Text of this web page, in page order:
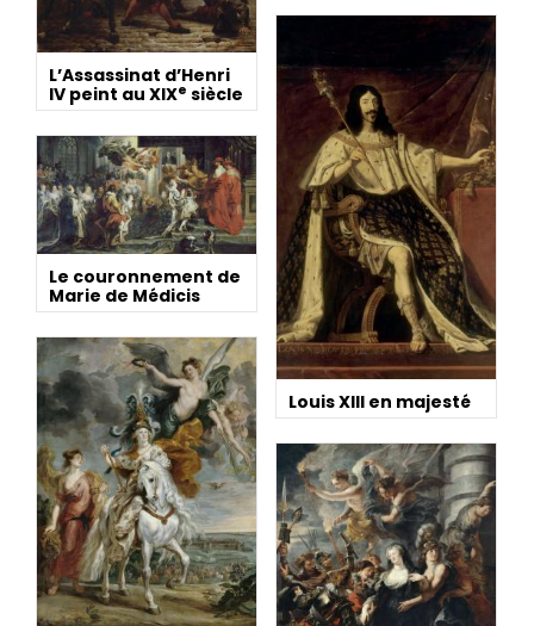
L’Assassinat d’Henri
IV peint au XIXe siècle
Louis XIII en majesté
Le couronnement de
Marie de Médicis